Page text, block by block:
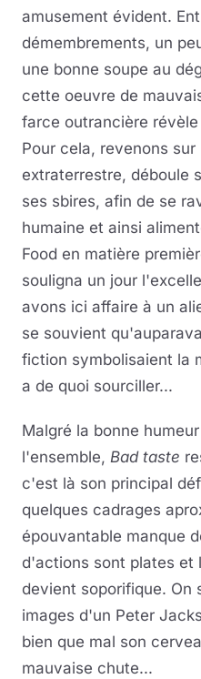
amusement évident.
démembrements, un
une bonne soupe au
cette oeuvre de
farce outrancière
Pour cela, revenons
extraterrestre, déboule
ses sbires, afin de se
humaine et ainsi
Food en matière
souligna un jour
avons ici affaire à un
se souvient
fiction symbolisaient la
a de quoi sourciller...
Malgré la bonne
l'ensemble, Bad taste
c'est là son principal
quelques cadrages
épouvantable manque
d'actions sont plates et
devient soporifique. On
images d'un Peter
bien que mal son
mauvaise chute...